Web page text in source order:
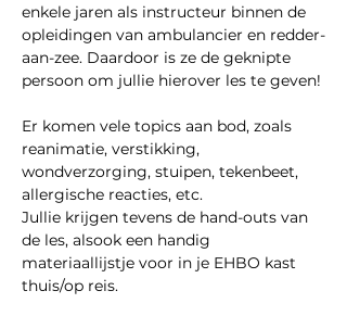
enkele jaren als instructeur binnen de
opleidingen van ambulancier en redder-
aan-zee. Daardoor is ze de geknipte
persoon om jullie hierover les te geven!
Er komen vele topics aan bod, zoals
reanimatie, verstikking,
wondverzorging, stuipen, tekenbeet,
allergische reacties, etc.
Jullie krijgen tevens de hand-outs van
de les, alsook een handig
materiaallijstje voor in je EHBO kast
thuis/op reis.